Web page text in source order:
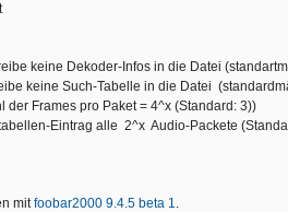
Infos in die Datei
Tabelle in die Datei
Frames pro Paket = 4^x (Standard: 3))
Eintrag alle 2^x Audio-Packete
mitfoobar2000 9.4.5 beta 1